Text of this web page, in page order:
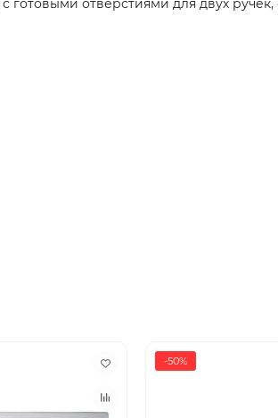
готовыми отверстиями для двух ручек,
-50%